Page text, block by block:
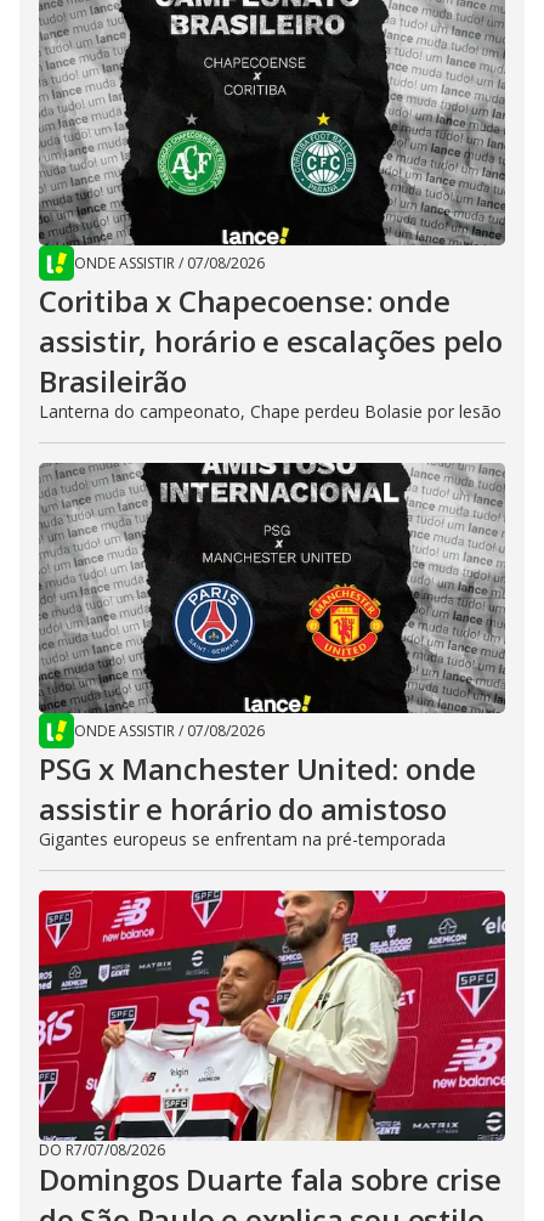
ONDE ASSISTIR/ 07/08/2026
Coritiba x Chapecoense: onde
assistir, horário e escalações pelo
Brasileirão
Lanterna do campeonato, Chape perdeu Bolasie por lesão
ONDE ASSISTIR/ 07/08/2026
PSG x Manchester United: onde
assistir e horário do amistoso
Gigantes europeus se enfrentam na pré-temporada
DO R7/07/08/2026
Domingos Duarte fala sobre crise